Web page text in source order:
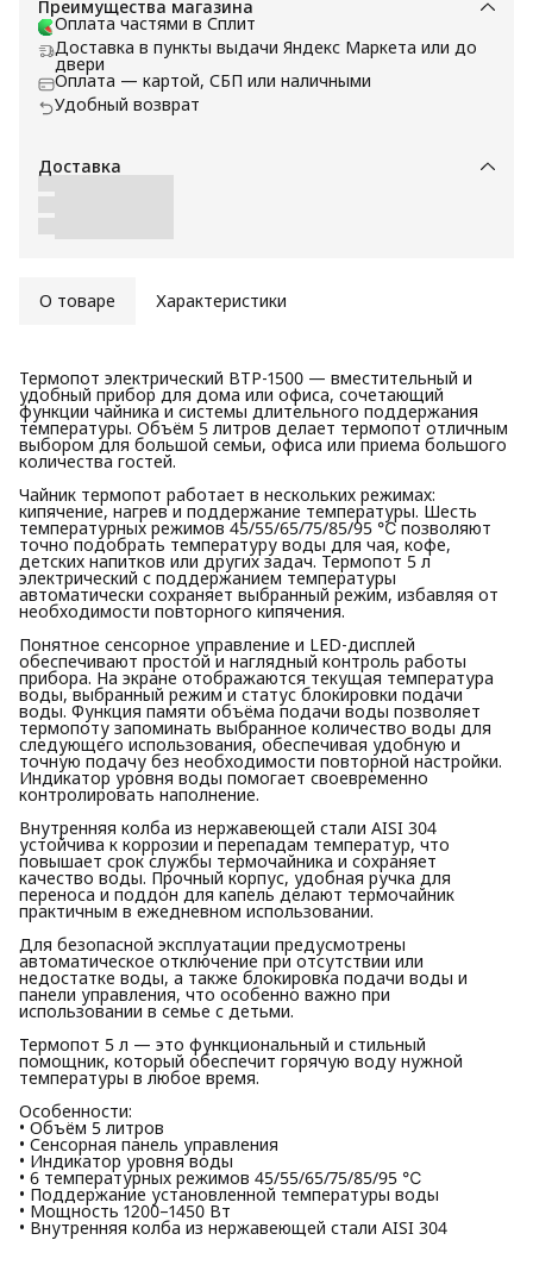
Преимущества магазина
Оплата частями в Сплит
Доставка в пункты выдачи Яндекс Маркета или до
двери
Оплата — картой, СБП или наличными
Удобный возврат
Доставка
О товаре Характеристики
Термопот электрический BTP-1500 — вместительный и
удобный прибор для дома или офиса, сочетающий
функции чайника и системы длительного поддержания
температуры. Объём 5 литров делает термопот отличным
выбором для большой семьи, офиса или приема большого
количества гостей.
Чайник термопот работает в нескольких режимах:
кипячение, нагрев и поддержание температуры. Шесть
температурных режимов 45/55/65/75/85/95 ℃ позволяют
точно подобрать температуру воды для чая, кофе,
детских напитков или других задач. Термопот 5 л
электрический с поддержанием температуры
автоматически сохраняет выбранный режим, избавляя от
необходимости повторного кипячения.
Понятное сенсорное управление и LED-дисплей
обеспечивают простой и наглядный контроль работы
прибора. На экране отображаются текущая температура
воды, выбранный режим и статус блокировки подачи
воды. Функция памяти объёма подачи воды позволяет
термопоту запоминать выбранное количество воды для
следующего использования, обеспечивая удобную и
точную подачу без необходимости повторной настройки.
Индикатор уровня воды помогает своевременно
контролировать наполнение.
Внутренняя колба из нержавеющей стали AISI 304
устойчива к коррозии и перепадам температур, что
повышает срок службы термочайника и сохраняет
качество воды. Прочный корпус, удобная ручка для
переноса и поддон для капель делают термочайник
практичным в ежедневном использовании.
Для безопасной эксплуатации предусмотрены
автоматическое отключение при отсутствии или
недостатке воды, а также блокировка подачи воды и
панели управления, что особенно важно при
использовании в семье с детьми.
Термопот 5 л — это функциональный и стильный
помощник, который обеспечит горячую воду нужной
температуры в любое время.
Особенности:
• Объём 5 литров
• Сенсорная панель управления
• Индикатор уровня воды
• 6 температурных режимов 45/55/65/75/85/95 ℃
• Поддержание установленной температуры воды
• Мощность 1200–1450 Вт
• Внутренняя колба из нержавеющей стали AISI 304